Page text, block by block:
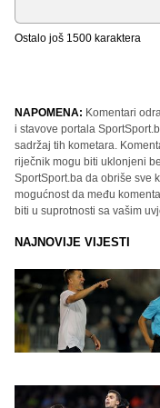
Ostalo još 1500 karaktera
NAPOMENA: Komentari
i stavove portala
sadržaj tih kometara.
riječnik mogu biti uklonjeni
SportSport.ba da obriše sve
mogućnost da među
biti u suprotnosti sa vašim
NAJNOVIJE VIJESTI